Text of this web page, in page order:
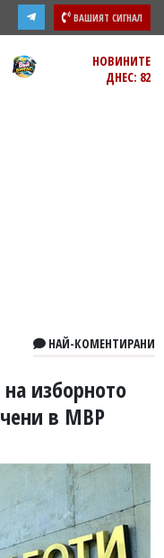
ВАШИЯТ СИГНАЛ
НОВИНИТЕ
ДНЕС: 82
НАЙ-КОМЕНТИРАНИ
изборното
в МВР